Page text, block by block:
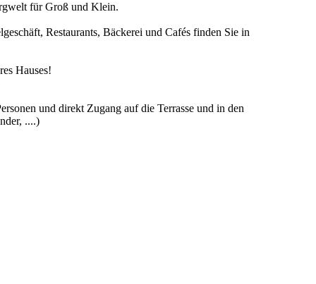
für Groß und Klein.
Restaurants, Bäckerei und Cafés finden Sie in
Hauses!
und direkt Zugang auf die Terrasse und in den
....)